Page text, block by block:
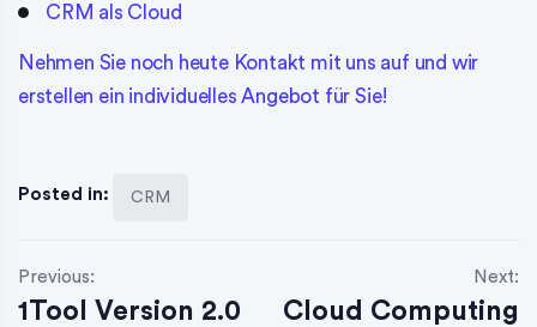
CRM als Cloud
Nehmen Sie noch heute Kontakt mit uns auf und wir
erstellen ein individuelles Angebot für Sie!
Posted in: CRM
Previous:
1Tool Version 2.0
Next:
Cloud Computing